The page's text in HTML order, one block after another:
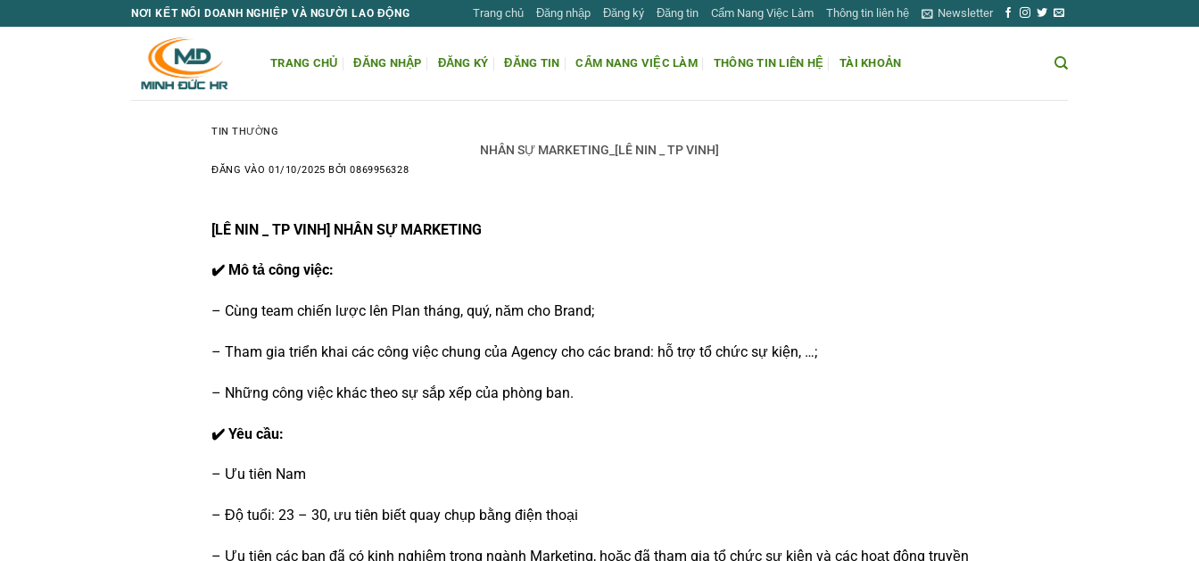
qua
NƠI KẾT NỐI DOANH NGHIỆP VÀ NGƯỜI LAO ĐỘNG Trang chủ Đăng nhập Đăng ký Đăng tin Cẩm Nang Việc Làm Thông tin liên hệ Newsletter
TRANG CHỦ ĐĂNG NHẬP ĐĂNG KÝ ĐĂNG TIN CẨM NANG VIỆC LÀM THÔNG TIN LIÊN HỆ TÀI KHOẢN
TIN THƯỜNG
NHÂN SỰ MARKETING_[LÊ NIN _ TP VINH]
ĐĂNG VÀO01/10/2025 BỞI0869956328
[LÊ NIN _ TP VINH] NHÂN SỰ MARKETING
✔️ Mô tả công việc:
– Cùng team chiến lược lên Plan tháng, quý, năm cho Brand;
– Tham gia triển khai các công việc chung của Agency cho các brand: hỗ trợ tổ chức sự kiện, …;
– Những công việc khác theo sự sắp xếp của phòng ban.
✔️ Yêu cầu:
– Ưu tiên Nam
– Độ tuổi: 23 – 30, ưu tiên biết quay chụp bằng điện thoại
– Ưu tiên các bạn đã có kinh nghiệm trong ngành Marketing, hoặc đã tham gia tổ chức sự kiện và các hoạt động truyền